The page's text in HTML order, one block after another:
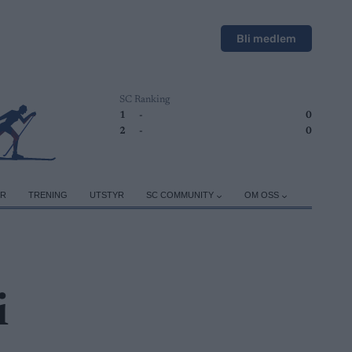
Bli medlem
SC Ranking
1
-
0
2
- 0
TRENING UTSTYR SC COMMUNITY OM OSS